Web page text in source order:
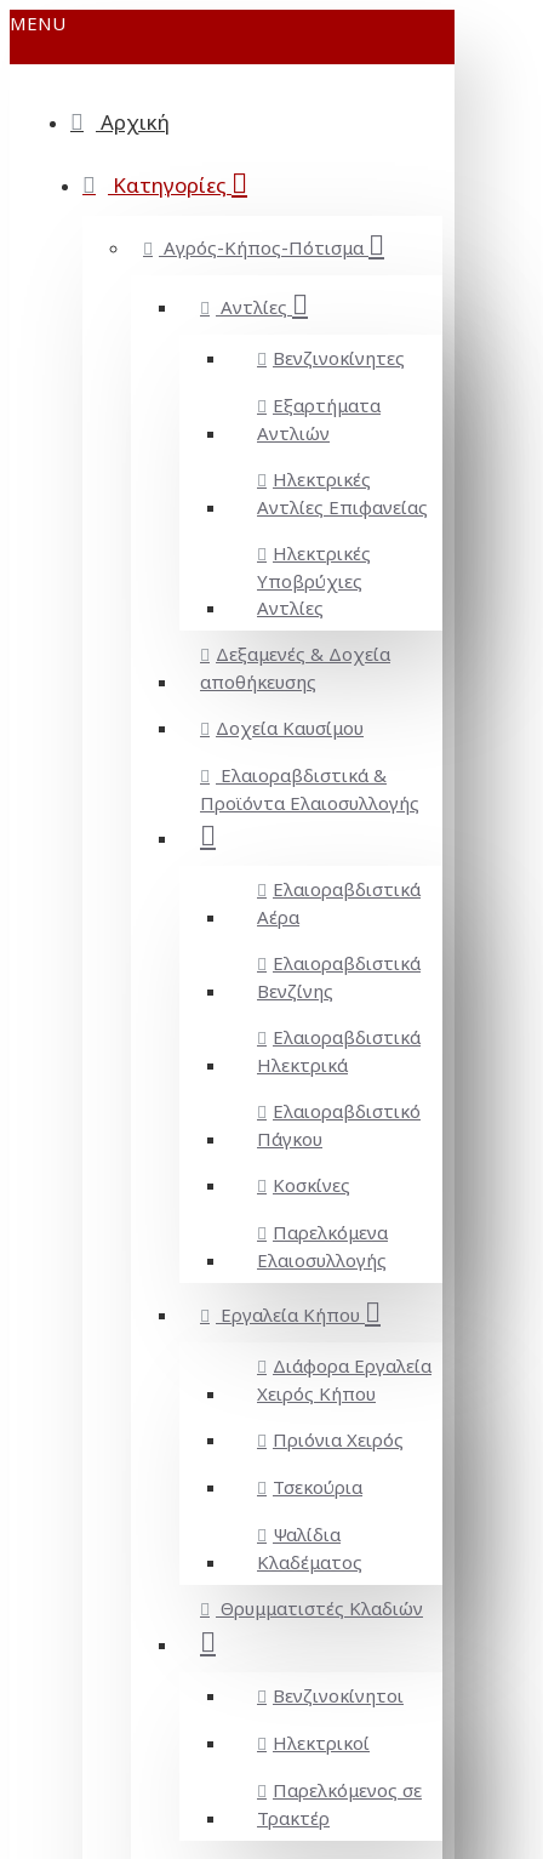
MENU
Αρχική
Κατηγορίες
Αγρός-Κήπος-Πότισμα
Αντλίες
Βενζινοκίνητες
Εξαρτήματα
Αντλιών
Ηλεκτρικές
Αντλίες Επιφανείας
Ηλεκτρικές
Υποβρύχιες
Αντλίες
Δεξαμενές & Δοχεία
αποθήκευσης
Δοχεία Καυσίμου
Ελαιοραβδιστικά &
Προϊόντα Ελαιοσυλλογής
Ελαιοραβδιστικά
Αέρα
Ελαιοραβδιστικά
Βενζίνης
Ελαιοραβδιστικά
Ηλεκτρικά
Ελαιοραβδιστικό
Πάγκου
Κοσκίνες
Παρελκόμενα
Ελαιοσυλλογής
Εργαλεία Κήπου
Διάφορα Εργαλεία
Χειρός Κήπου
Πριόνια Χειρός
Τσεκούρια
Ψαλίδια
Κλαδέματος
Θρυμματιστές Κλαδιών
Βενζινοκίνητοι
Ηλεκτρικοί
Παρελκόμενος σε
Τρακτέρ